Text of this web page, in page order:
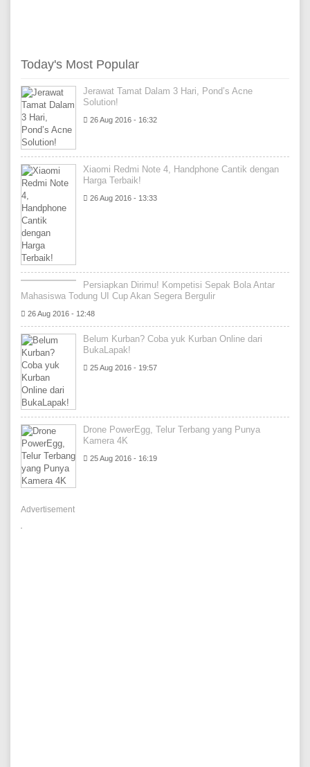
Today's Most Popular
Jerawat Tamat Dalam 3 Hari, Pond’s Acne
Solution!
26 Aug 2016 - 16:32
Xiaomi Redmi Note 4, Handphone Cantik dengan
Harga Terbaik!
26 Aug 2016 - 13:33
Persiapkan Dirimu! Kompetisi Sepak Bola Antar
Mahasiswa Todung UI Cup Akan Segera Bergulir
26 Aug 2016 - 12:48
Belum Kurban? Coba yuk Kurban Online dari
BukaLapak!
25 Aug 2016 - 19:57
Drone PowerEgg, Telur Terbang yang Punya
Kamera 4K
25 Aug 2016 - 16:19
Advertisement